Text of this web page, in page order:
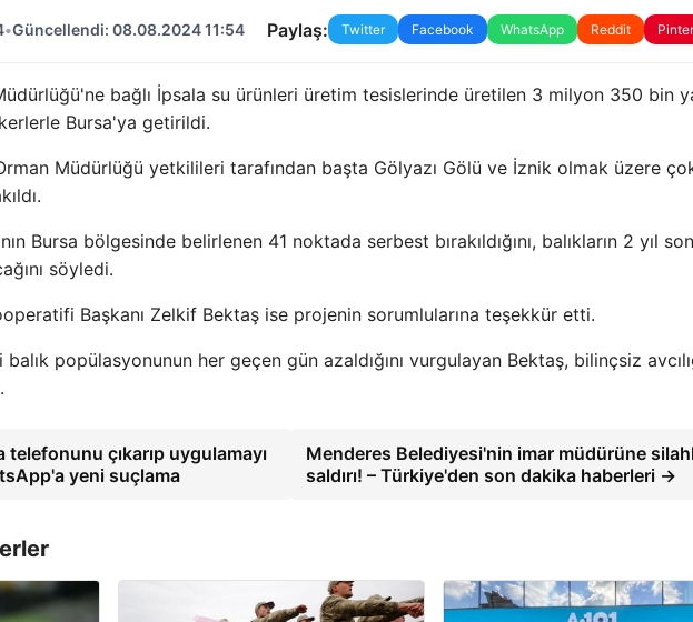
•Güncellendi: 08.08.2024 11:54 Paylaş: Twitter Facebook WhatsApp Reddit
bağlı İpsala su ürünleri üretim tesislerinde üretilen 3 milyon 350 bin
Bursa'ya getirildi.
Müdürlüğü yetkilileri tarafından başta Gölyazı Gölü ve İznik olmak üzere
Bursa bölgesinde belirlenen 41 noktada serbest bırakıldığını, balıkların 2 yıl
söyledi.
Başkanı Zelkif Bektaş ise projenin sorumlularına teşekkür etti.
popülasyonunun her geçen gün azaldığını vurgulayan Bektaş, bilinçsiz
telefonunu çıkarıp uygulamayı
yeni suçlama
Menderes Belediyesi'nin imar müdürüne
saldırı! – Türkiye'den son dakika haberleri →